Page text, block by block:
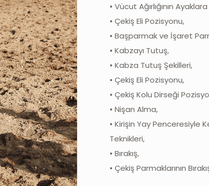
• Vücut Ağırlığının Ayaklara
• Çekiş Eli Pozisyonu,
• Başparmak ve İşaret
• Kabzayı Tutuş,
• Kabza Tutuş Şekilleri,
• Çekiş Eli Pozisyonu,
• Çekiş Kolu Dirseği
• Nişan Alma,
• Kirişin Yay Penceresiyle
Teknikleri,
• Bırakış,
• Çekiş Parmaklarının